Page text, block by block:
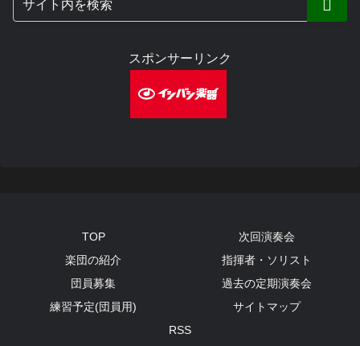
スポンサーリンク
TOP
次回演奏会
楽団の紹介
指揮者・ソリスト
団員募集
過去の定期演奏会
練習予定(団員用)
サイトマップ
RSS